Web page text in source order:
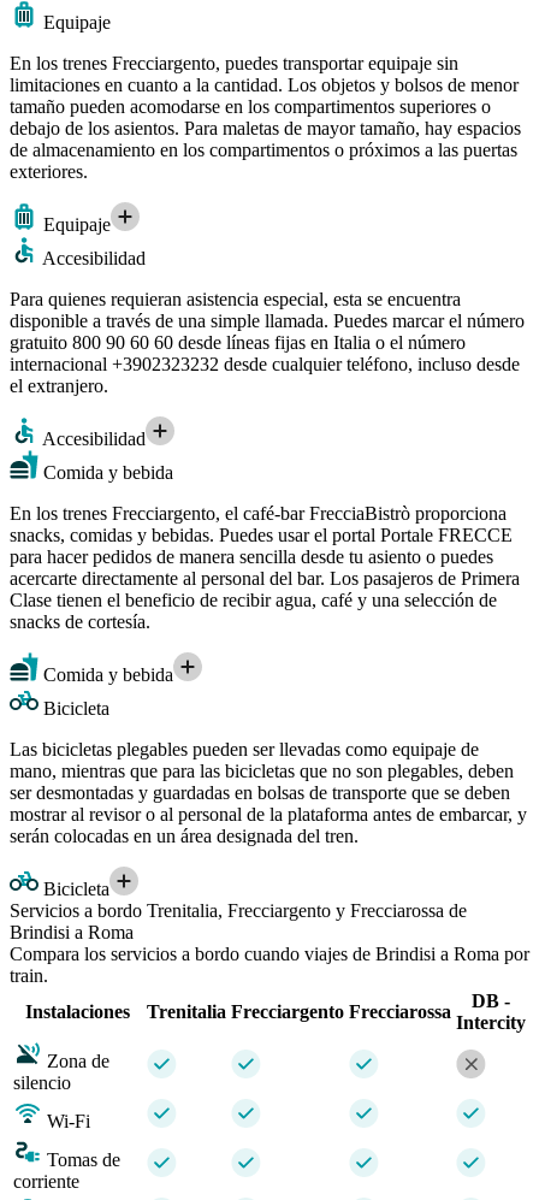
Equipaje
En los trenes Frecciargento, puedes transportar equipaje sin
limitaciones en cuanto a la cantidad. Los objetos y bolsos de menor
tamaño pueden acomodarse en los compartimentos superiores o
debajo de los asientos. Para maletas de mayor tamaño, hay espacios
de almacenamiento en los compartimentos o próximos a las puertas
exteriores.
Equipaje
Accesibilidad
Para quienes requieran asistencia especial, esta se encuentra
disponible a través de una simple llamada. Puedes marcar el número
gratuito 800 90 60 60 desde líneas fijas en Italia o el número
internacional +3902323232 desde cualquier teléfono, incluso desde
el extranjero.
Accesibilidad
Comida y bebida
En los trenes Frecciargento, el café-bar FrecciaBistrò proporciona
snacks, comidas y bebidas. Puedes usar el portal Portale FRECCE
para hacer pedidos de manera sencilla desde tu asiento o puedes
acercarte directamente al personal del bar. Los pasajeros de Primera
Clase tienen el beneficio de recibir agua, café y una selección de
snacks de cortesía.
Comida y bebida
Bicicleta
Las bicicletas plegables pueden ser llevadas como equipaje de
mano, mientras que para las bicicletas que no son plegables, deben
ser desmontadas y guardadas en bolsas de transporte que se deben
mostrar al revisor o al personal de la plataforma antes de embarcar, y
serán colocadas en un área designada del tren.
Bicicleta
Servicios a bordo Trenitalia, Frecciargento y Frecciarossa de
Brindisi a Roma
Compara los servicios a bordo cuando viajes de Brindisi a Roma por
train.
Instalaciones
Trenitalia Frecciargento Frecciarossa
DB -
Intercity
Zona de
silencio
Wi-Fi
Tomas de
corriente